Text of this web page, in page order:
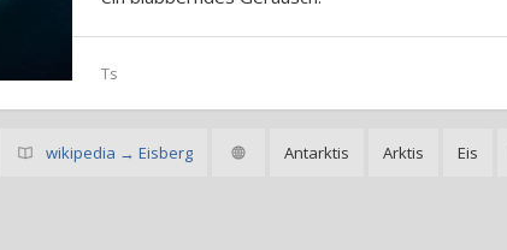
Ts
wikipedia → Eisberg Antarktis Arktis Eis